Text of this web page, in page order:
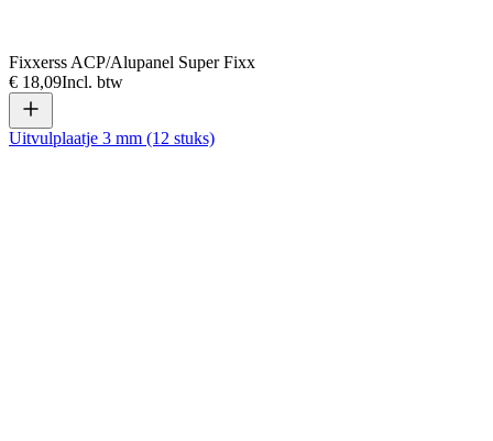
Fixxerss ACP/Alupanel Super Fixx
€ 18,09Incl. btw
Uitvulplaatje 3 mm (12 stuks)